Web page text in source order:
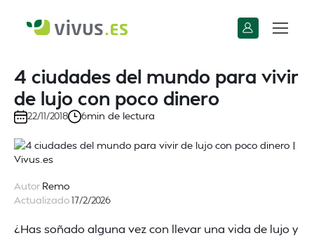
4 ciudades del mundo para vivir
de lujo con poco dinero
22/11/2018 6min de lectura
Autor Remo
Actualizado17/2/2026
¿Has soñado alguna vez con llevar una vida de lujo y